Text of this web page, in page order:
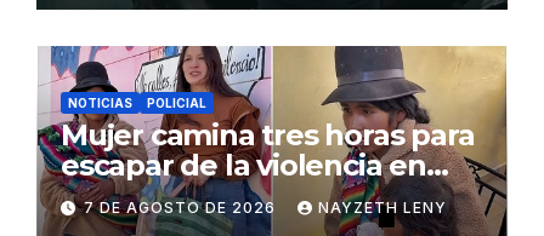
NOTICIAS POLICIAL
Mujer camina tres horas para
escapar de la violencia en
Potosí
7 DE AGOSTO DE 2026 NAYZETH LENY